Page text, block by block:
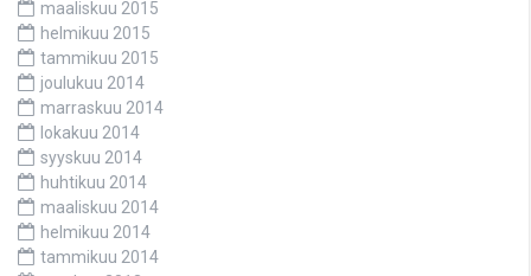
maaliskuu 2015
helmikuu 2015
tammikuu 2015
joulukuu 2014
marraskuu 2014
lokakuu 2014
syyskuu 2014
huhtikuu 2014
maaliskuu 2014
helmikuu 2014
tammikuu 2014